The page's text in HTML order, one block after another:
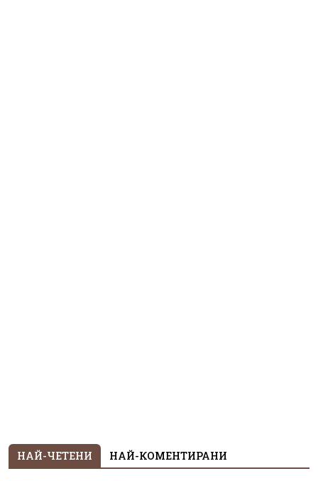
НАЙ-ЧЕТЕНИ НАЙ-КОМЕНТИРАНИ